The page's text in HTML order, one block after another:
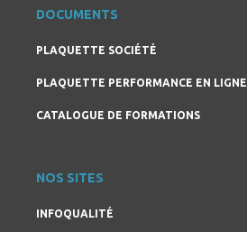
DOCUMENTS
PLAQUETTE SOCIÉTÉ
PLAQUETTE PERFORMANCE EN LIGNE
CATALOGUE DE FORMATIONS
NOS SITES
INFOQUALITÉ